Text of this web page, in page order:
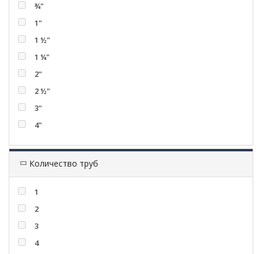
¾"
1"
1 ½"
1 ¼"
2"
2 ½"
3"
4"
Количество труб
1
2
3
4